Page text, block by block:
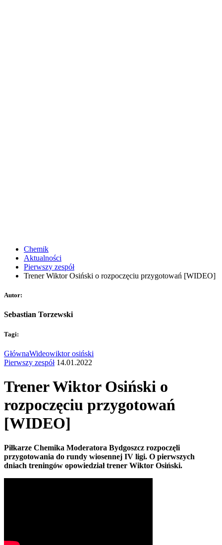
Chemik
Aktualności
Pierwszy zespół
Trener Wiktor Osiński o rozpoczęciu przygotowań [WIDEO]
Autor:
Sebastian Torzewski
Tagi:
GłównaWideowiktor osiński
Pierwszy zespół 14.01.2022
Trener Wiktor Osiński o
rozpoczęciu przygotowań
[WIDEO]
Piłkarze Chemika Moderatora Bydgoszcz rozpoczęli
przygotowania do rundy wiosennej IV ligi. O pierwszych
dniach treningów opowiedział trener Wiktor Osiński.